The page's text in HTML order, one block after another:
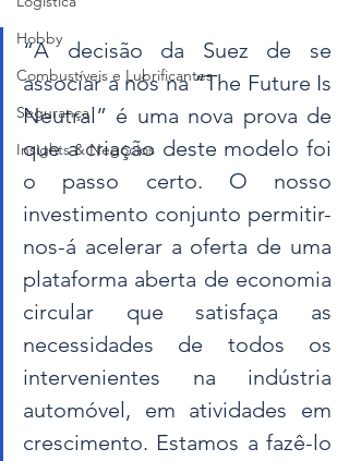
Hobby
Combustíveis e Lubrificantes
Segurança
Insights & Negócios
“A decisão da Suez de se
associar a nós na “The Future Is
Neutral” é uma nova prova de
que a criação deste modelo foi
o passo certo. O nosso
investimento conjunto permitir-
nos-á acelerar a oferta de uma
plataforma aberta de economia
circular que satisfaça as
necessidades de todos os
intervenientes na indústria
automóvel, em atividades em
crescimento. Estamos a fazê-lo